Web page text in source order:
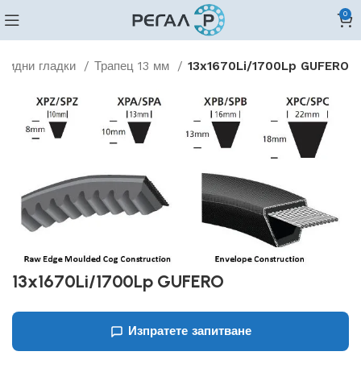
0
гладки Трапец 13 мм 13x1670Li/1700Lp GUFERO
13x1670Li/1700Lp GUFERO
Изпратете запитване